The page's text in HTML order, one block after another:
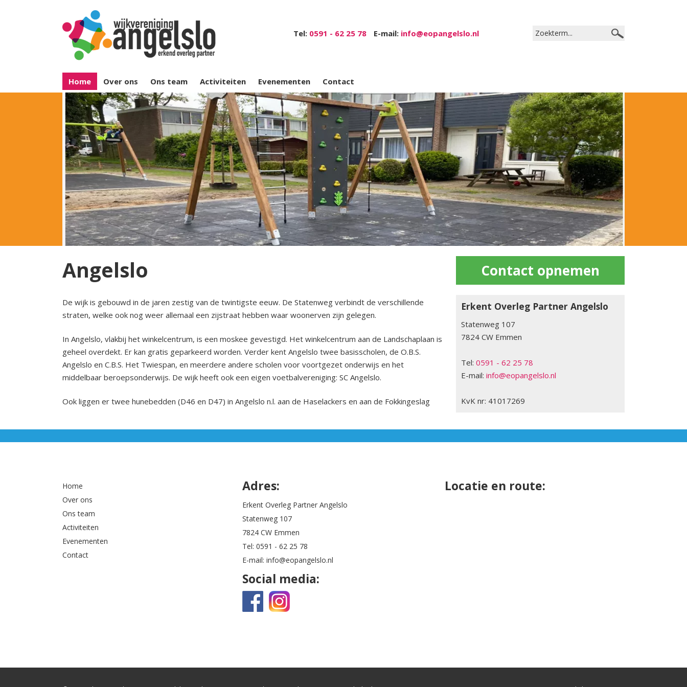
Tel: 0591 - 62 25 78 E-mail: info@eopangelslo.nl
Home Over ons Ons team Activiteiten Evenementen Contact
Angelslo
De wijk is gebouwd in de jaren zestig van de twintigste eeuw. De Statenweg verbindt de verschillende
straten, welke ook nog weer allemaal een zijstraat hebben waar woonerven zijn gelegen.
In Angelslo, vlakbij het winkelcentrum, is een moskee gevestigd. Het winkelcentrum aan de Landschaplaan is
geheel overdekt. Er kan gratis geparkeerd worden. Verder kent Angelslo twee basisscholen, de O.B.S.
Angelslo en C.B.S. Het Twiespan, en meerdere andere scholen voor voortgezet onderwijs en het
middelbaar beroepsonderwijs. De wijk heeft ook een eigen voetbalvereniging: SC Angelslo.
Ook liggen er twee hunebedden (D46 en D47) in Angelslo n.l. aan de Haselackers en aan de Fokkingeslag
Contact opnemen
Erkent Overleg Partner Angelslo
Statenweg 107
7824 CW Emmen
Tel: 0591 - 62 25 78
E-mail: info@eopangelslo.nl
KvK nr: 41017269
Home
Over ons
Ons team
Activiteiten
Evenementen
Contact
Adres:
Erkent Overleg Partner Angelslo
Statenweg 107
7824 CW Emmen
Tel: 0591 - 62 25 78
E-mail: info@eopangelslo.nl
Social media:
Locatie en route: